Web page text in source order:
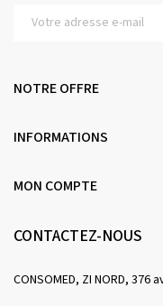
NOTRE OFFRE
INFORMATIONS
MON COMPTE
CONTACTEZ-NOUS
CONSOMED, ZI NORD, 376